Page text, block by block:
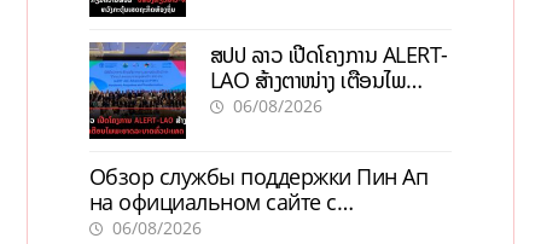
ສປປ ລາວ ເປີດໂຄງການ ALERT-
LAO ສ້າງຕາໜ່າງ ເຕືອນໄພ
ພະຍາດລະບາດທົ່ວປະເທດ
06/08/2026
Обзор службы поддержки Пин Ап
на официальном сайте с
актуальной информацией
06/08/2026